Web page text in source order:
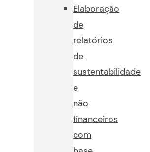
Elaboração
de
relatórios
de
sustentabilidade
e
não
financeiros
com